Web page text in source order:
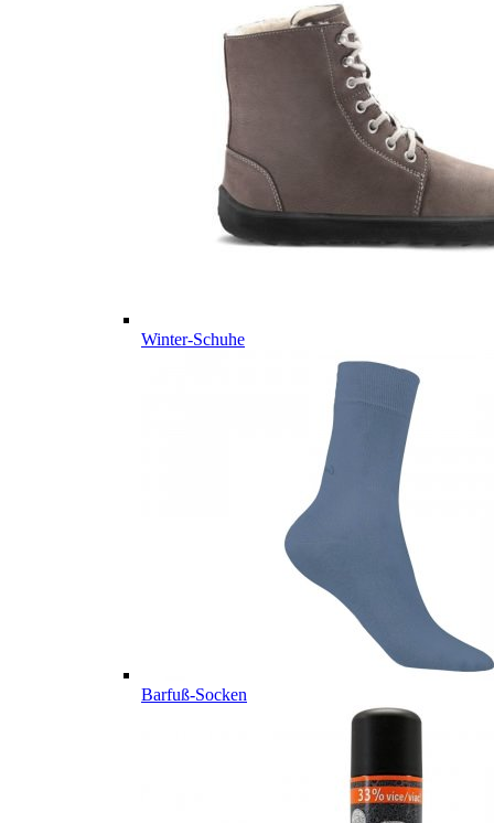
Winter-Schuhe
Barfuß-Socken